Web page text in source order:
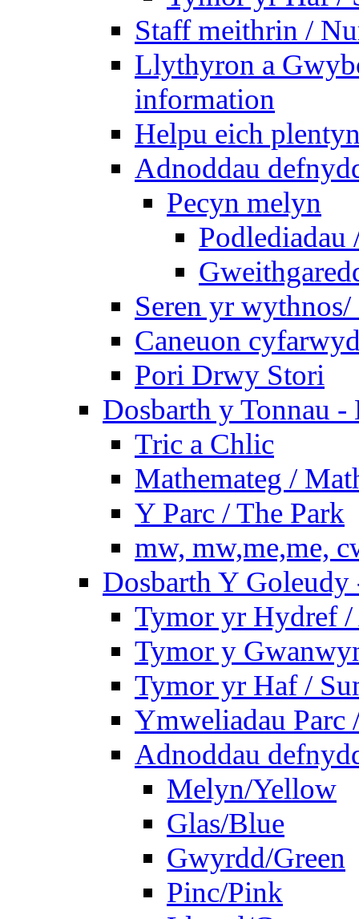
Staff meithrin /
Llythyron a
information
Helpu eich
Adnoddau
Pecyn melyn
Podlediadau
Seren yr
Caneuon
Pori Drwy Stori
Dosbarth y Tonnau -
Tric a Chlic
Mathemateg /
Y Parc / The Park
mw, mw,me,me,
Dosbarth Y
Tymor yr Hydref
Tymor y
Tymor yr Haf /
Ymweliadau Parc
Adnoddau
Melyn/Yellow
Glas/Blue
Gwyrdd/Green
Pinc/Pink